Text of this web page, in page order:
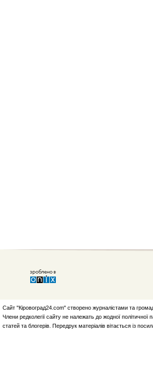
Сайт "Кіровоград24.com" створено журналістами та
Члени редколегії сайту не належать до жодної політичної
статей та блогерів. Передрук матеріалів вітається із